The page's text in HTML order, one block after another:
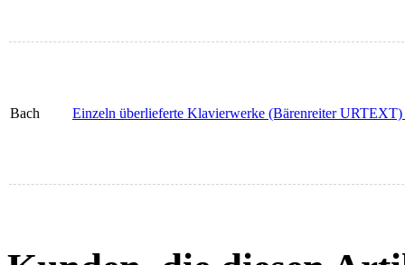
Bach Einzeln überlieferte Klavierwerke (Bärenreiter